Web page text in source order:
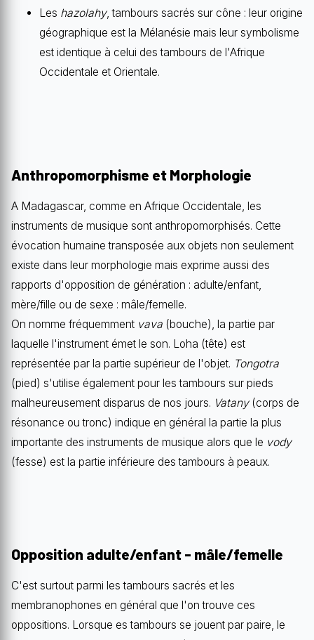
Les hazolahy, tambours sacrés sur cône : leur origine
géographique est la Mélanésie mais leur symbolisme
est identique à celui des tambours de l'Afrique
Occidentale et Orientale.
Anthropomorphisme et Morphologie
A Madagascar, comme en Afrique Occidentale, les
instruments de musique sont anthropomorphisés. Cette
évocation humaine transposée aux objets non seulement
existe dans leur morphologie mais exprime aussi des
rapports d'opposition de génération : adulte/enfant,
mère/fille ou de sexe : mâle/femelle.
On nomme fréquemment vava (bouche), la partie par
laquelle l'instrument émet le son. Loha (tête) est
représentée par la partie supérieur de l'objet. Tongotra
(pied) s'utilise également pour les tambours sur pieds
malheureusement disparus de nos jours. Vatany(corps de
résonance ou tronc) indique en général la partie la plus
importante des instruments de musique alors que le vody
(fesse) est la partie inférieure des tambours à peaux.
Opposition adulte/enfant - mâle/femelle
C'est surtout parmi les tambours sacrés et les
membranophones en général que l'on trouve ces
oppositions. Lorsque es tambours se jouent par paire, le